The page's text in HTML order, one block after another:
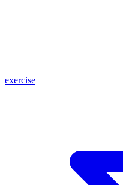
exercise